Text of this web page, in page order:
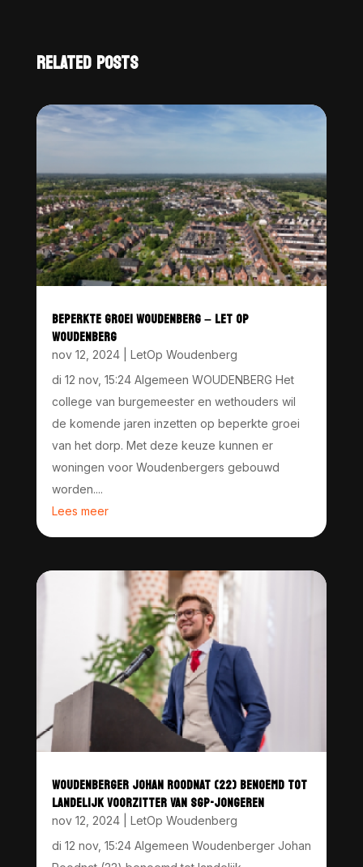
RELATED POSTS
BEPERKTE GROEI WOUDENBERG – LET OP
WOUDENBERG
nov 12, 2024| LetOp Woudenberg
di 12 nov, 15:24 Algemeen WOUDENBERG Het
college van burgemeester en wethouders wil
de komende jaren inzetten op beperkte groei
van het dorp. Met deze keuze kunnen er
woningen voor Woudenbergers gebouwd
worden....
Lees meer
WOUDENBERGER JOHAN ROODNAT (22) BENOEMD TOT
LANDELIJK VOORZITTER VAN SGP-JONGEREN
nov 12, 2024| LetOp Woudenberg
di 12 nov, 15:24 Algemeen Woudenberger Johan